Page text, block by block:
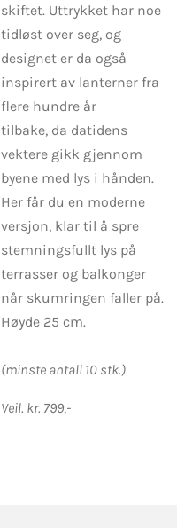
skiftet. Uttrykket har noe
tidløst over seg, og
designet er da også
inspirert av lanterner fra
flere hundre år
tilbake, da datidens
vektere gikk gjennom
byene med lys i hånden.
Her får du en moderne
versjon, klar til å spre
stemningsfullt lys på
terrasser og balkonger
når skumringen faller på.
Høyde 25 cm.
(minste antall 10 stk.)
Veil. kr. 799,-